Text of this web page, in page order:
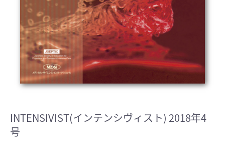
INTENSIVIST(インテンシヴィスト) 2018年4
号